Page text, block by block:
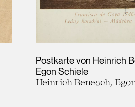
Postkarte von Heinrich
Egon Schiele
Heinrich Benesch,